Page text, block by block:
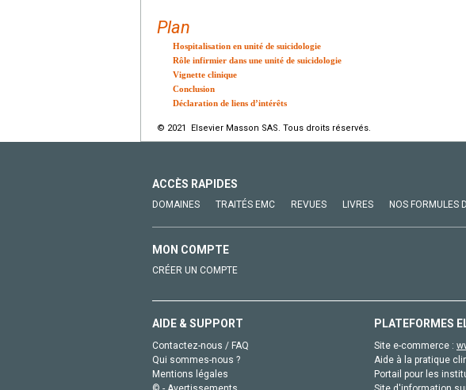
Plan
Hospitalisation en unité de suicidologie
Rôle infirmier dans une unité de suicidologie
Vignette clinique
Conclusion
Déclaration de liens d’intérêts
© 2021 Elsevier Masson SAS. Tous droits réservés.
ACCÈS RAPIDES
DOMAINES TRAITÉS EMC REVUES LIVRES NOS FORMULES
MON COMPTE
CRÉER UN COMPTE
AIDE & SUPPORT
Contactez-nous / FAQ
Qui sommes-nous ?
Mentions légales
PLATEFORMES
Site e-commerce :
Aide à la pratique
Portail pour les